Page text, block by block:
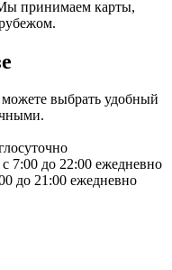
принимаем карты,
выбрать удобный
7:00 до 22:00 ежедневно
до 21:00 ежедневно